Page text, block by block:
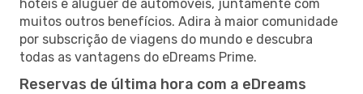
hotéis e aluguer de automóveis, juntamente com
muitos outros benefícios. Adira à maior comunidade
por subscrição de viagens do mundo e descubra
todas as vantagens do eDreams Prime.
Reservas de última hora com a eDreams